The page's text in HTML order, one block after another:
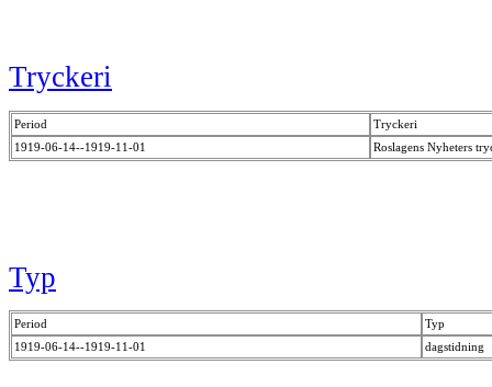
Tryckeri
Period
Tryckeri
1919-06-14--1919-11-01
Roslagens Nyheters
Typ
Period
Typ
1919-06-14--1919-11-01
dagstidning